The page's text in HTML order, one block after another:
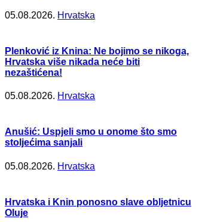
05.08.2026. Hrvatska
Plenković iz Knina: Ne bojimo se nikoga,
Hrvatska više nikada neće biti
nezaštićena!
05.08.2026. Hrvatska
Anušić: Uspjeli smo u onome što smo
stoljećima sanjali
05.08.2026. Hrvatska
Hrvatska i Knin ponosno slave obljetnicu
Oluje